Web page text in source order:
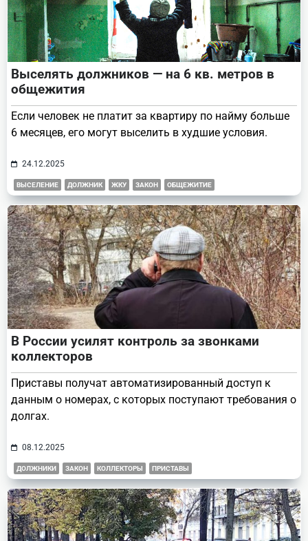
Выселять должников — на 6 кв. метров в
общежития
Если человек не платит за квартиру по найму больше
6 месяцев, его могут выселить в худшие условия.
24.12.2025
ВЫСЕЛЕНИЕ ДОЛЖНИК ЖКУ ЗАКОН ОБЩЕЖИТИЕ
В России усилят контроль за звонками
коллекторов
Приставы получат автоматизированный доступ к
данным о номерах, с которых поступают требования о
долгах.
08.12.2025
ДОЛЖНИКИ ЗАКОН КОЛЛЕКТОРЫ ПРИСТАВЫ